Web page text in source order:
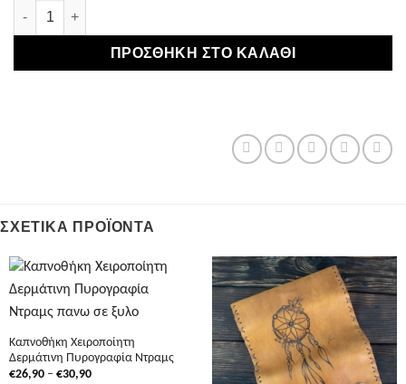
Καπνοθήκη Χειροποίητη Δερμάτινη Little Prince ποσότητα
ΠΡΟΣΘΉΚΗ ΣΤΟ ΚΑΛΆΘΙ
ΣΧΕΤΙΚΆ ΠΡΟΪΌΝΤΑ
Καπνοθήκη Χειροποίητη
Δερμάτινη Πυρογραφία Ντραμς
€26,90 – €30,90Price